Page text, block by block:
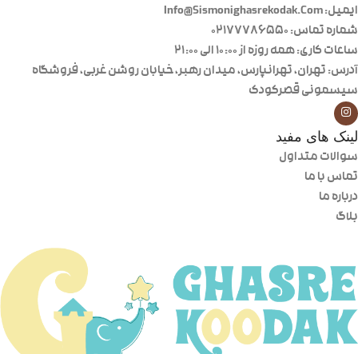
ایمیل: Info@Sismonighasrekodak.Com
شماره تماس: 02177786550
ساعات کاری: همه روزه از ۱۰:۰۰ الی ۲۱:۰۰
آدرس: تهران، تهرانپارس، میدان رهبر، خیابان روشن غربی، فروشگاه
سیسمونی قصرکودک
لینک های مفید
سوالات متداول
تماس با ما
درباره ما
بلاگ